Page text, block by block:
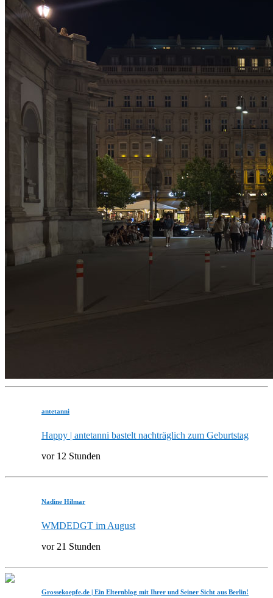
antetanni
Happy | antetanni bastelt nachträglich zum Geburtstag
vor 12 Stunden
Nadine Hilmar
WMDEDGT im August
vor 21 Stunden
Grossekoepfe.de | Ein Elternblog mit Ihrer und Seiner Sicht aus Berlin!